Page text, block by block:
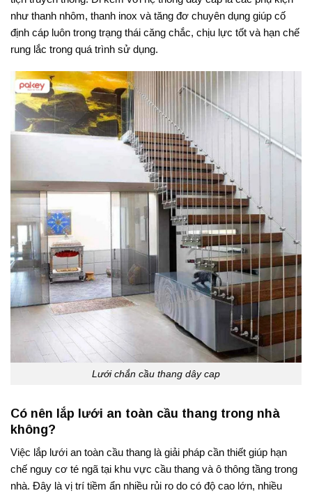
như thanh nhôm, thanh inox và tăng đơ chuyên dụng giúp cố
định cáp luôn trong trạng thái căng chắc, chịu lực tốt và hạn chế
rung lắc trong quá trình sử dụng.
Lưới chắn cầu thang dây cap
Có nên lắp lưới an toàn cầu thang trong nhà
không?
Việc lắp lưới an toàn cầu thang là giải pháp cần thiết giúp hạn
chế nguy cơ té ngã tại khu vực cầu thang và ô thông tầng trong
nhà. Đây là vị trí tiềm ẩn nhiều rủi ro do có độ cao lớn, nhiều